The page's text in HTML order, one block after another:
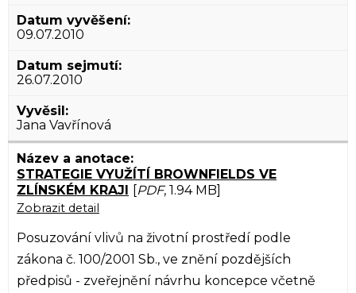
09.07.2010
26.07.2010
Jana Vavřínová
STRATEGIE VYUŽÍTÍ BROWNFIELDS VE
ZLÍNSKÉM KRAJI [PDF, 1.94 MB]
Zobrazit detail
Posuzování vlivů na životní prostředí podle
zákona č. 100/2001 Sb., ve znění pozdějších
předpisů - zveřejnění návrhu koncepce včetně